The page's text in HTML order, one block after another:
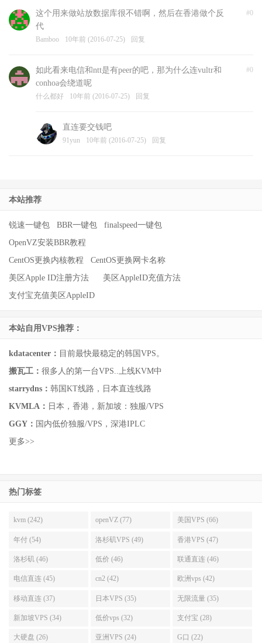
#0
这个用来做站放数据库很不错啊，然后在香港做个反
代
Bamboo 10年前 (2016-07-25) 回复
#0
如此看来电信和ntt是有peer的吧，那为什么连vultr和
conhoa会绕道呢
什么都好 10年前 (2016-07-25) 回复
直连要交钱吧
91yun 10年前 (2016-07-25) 回复
本站推荐
锐速一键包 BBR一键包
finalspeed一键包
OpenVZ安装BBR教程
CentOS更换内核教程
CentOS更换网卡名称
美区Apple ID注册方法
美区AppleID充值方法
支付宝充值美区AppleID
本站自用VPS推荐：
kdatacenter： 目前最快最稳定的韩国VPS。
搬瓦工： 很多人的第一台VPS..上线KVM中
starrydns： 韩国KT线路，日本直连线路
KVMLA： 日本，香港，新加坡：独服/VPS
GGY： 国内低价独服/VPS，深港IPLC
更多>>
热门标签
kvm (242) openVZ (77) 美国VPS (66)
年付 (54) 洛杉矶VPS (49) 香港VPS (47)
洛杉矶 (46) 低价 (46) 联通直连 (46)
电信直连 (45) cn2 (42) 欧洲vps (42)
移动直连 (37) 日本VPS (35) 无限流量 (35)
新加坡VPS (34) 低价vps (32) 支付宝 (28)
大硬盘 (26) 亚洲VPS (24) G口 (22)